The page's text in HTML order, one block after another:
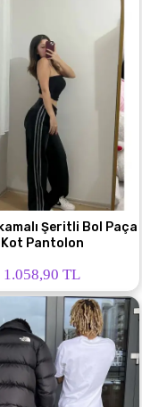
Şeritli Bol Paça
Kot Pantolon
1.058,90 TL